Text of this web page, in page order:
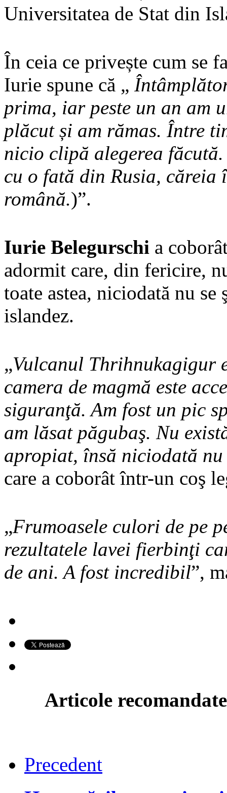
Universitatea de Stat din
În ceia ce privește cum se
Iurie spune că „
prima, iar peste un an am
plăcut și am rămas. Între
nicio clipă alegerea
cu o fată din Rusia,
română.)”.
Iurie Belegurschi a
adormit care, din fericire,
toate astea, niciodată nu se
islandez.
„Vulcanul Thrihnukagigur
camera de magmă este
siguranţă. Am fost un pic
am lăsat păgubaş. Nu
apropiat, însă niciodată
care a coborât într-un coş
„Frumoasele culori de pe
rezultatele lavei fierbinţi
de ani. A fost incredibil”,
Articole recomandate
Precedent